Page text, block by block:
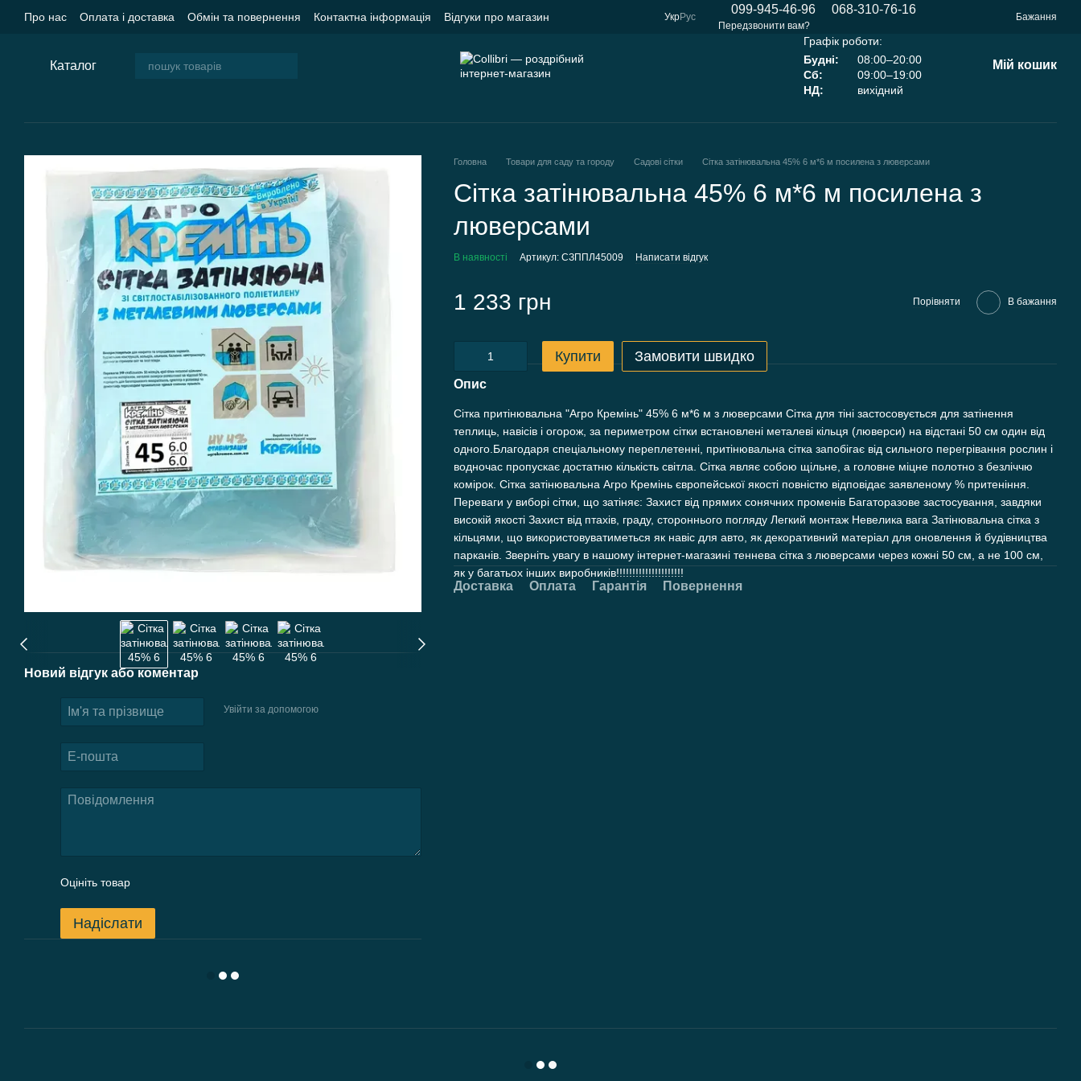
Перейти до основного контенту
Про нас Оплата і доставка Обмін та повернення Контактна інформація
Відгуки про магазин
УкрРус
099-945-46-96 068-310-76-16
Передзвонити вам?
Бажання
Каталог
Графік роботи:
Будні:
08:00–20:00
Сб:
09:00–19:00
НД:
вихідний
Мій кошик
Новий відгук або коментар
Увійти за допомогою
Оцініть товар
Надіслати
Головна Товари для саду та городу Садові сітки Сітка затінювальна 45% 6 м*6 м посилена з люверсами
Сітка затінювальна 45% 6 м*6 м посилена з
люверсами
В наявності Артикул: СЗППЛ45009 Написати відгук
1 233 грн Порівняти В бажання
Купити Замовити швидко
Опис
Сітка притінювальна "Агро Кремінь" 45% 6 м*6 м з люверсами Сітка для тіні застосовується для затінення
теплиць, навісів і огорож, за периметром сітки встановлені металеві кільця (люверси) на відстані 50 см один від
одного.Благодаря спеціальному переплетенні, притінювальна сітка запобігає від сильного перегрівання рослин і
водночас пропускає достатню кількість світла. Сітка являє собою щільне, а головне міцне полотно з безліччю
комірок. Сітка затінювальна Агро Кремінь європейської якості повністю відповідає заявленому % притеніння.
Переваги у виборі сітки, що затіняє: Захист від прямих сонячних променів Багаторазове застосування, завдяки
високій якості Захист від птахів, граду, стороннього погляду Легкий монтаж Невелика вага Затінювальна сітка з
кільцями, що використовуватиметься як навіс для авто, як декоративний матеріал для оновлення й будівництва
парканів. Зверніть увагу в нашому інтернет-магазині теннева сітка з люверсами через кожні 50 см, а не 100 см,
як у багатьох інших виробників!!!!!!!!!!!!!!!!!!!!!
Доставка Оплата Гарантія Повернення